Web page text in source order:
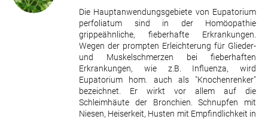
Die Hauptanwendungsgebiete von Eupatorium
perfoliatum sind in der Homöopathie
grippeähnliche, fieberhafte Erkrankungen.
Wegen der prompten Erleichterung für Glieder-
und Muskelschmerzen bei fieberhaften
Erkrankungen, wie z.B. Influenza, wird
Eupatorium hom. auch als "Knochenrenker"
bezeichnet. Er wirkt vor allem auf die
Schleimhäute der Bronchien. Schnupfen mit
Niesen, Heiserkeit, Husten mit Empfindlichkeit in